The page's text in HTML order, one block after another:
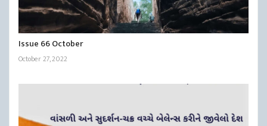
Issue 66 October
October 27, 2022